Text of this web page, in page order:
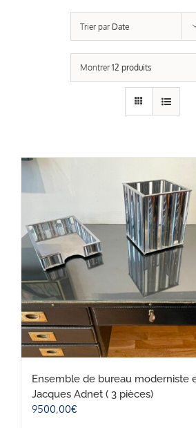
Trier par Date
Montrer 12 produits
Ensemble de bureau moderniste
Jacques Adnet ( 3 pièces)
9500,00€